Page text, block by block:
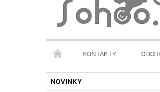
KONTAKTY
NOVINKY